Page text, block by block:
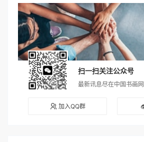
扫一扫关注公众号
最新讯息尽在中国书画网
加入QQ群